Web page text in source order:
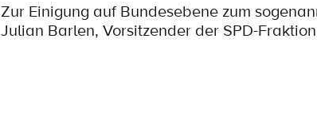
Zur Einigung auf Bundesebene zum
Julian Barlen, Vorsitzender der SPD-